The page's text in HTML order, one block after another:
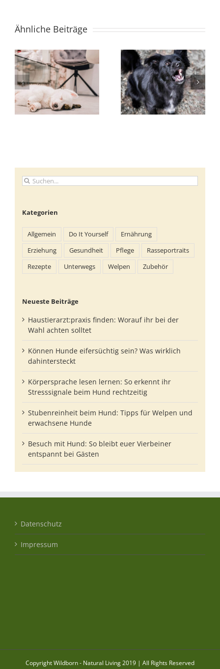
Ähnliche Beiträge
Suche
Kategorien
Allgemein Do It Yourself
Ernährung
Erziehung
Gesundheit Pflege
Rasseportraits
Rezepte
Unterwegs Welpen Zubehör
Neueste Beiträge
Haustierarzt:praxis finden: Worauf ihr bei der
Wahl achten solltet
Können Hunde eifersüchtig sein? Was wirklich
dahintersteckt
Körpersprache lesen lernen: So erkennt ihr
Stresssignale beim Hund rechtzeitig
Stubenreinheit beim Hund: Tipps für Welpen und
erwachsene Hunde
Besuch mit Hund: So bleibt euer Vierbeiner
entspannt bei Gästen
Datenschutz
Impressum
Copyright Wildborn - Natural Living 2019 | All Rights Reserved